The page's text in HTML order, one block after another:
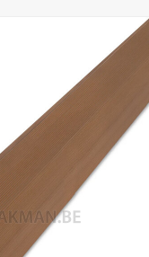
Stelplaten
Hoekankers
Terrasdragers
Verbindingsstukken
Houten pennen